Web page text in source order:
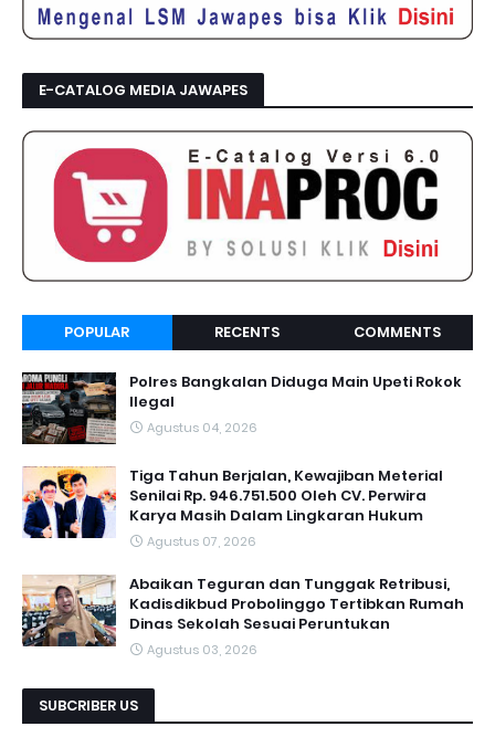
E-CATALOG MEDIA JAWAPES
POPULAR RECENTS COMMENTS
Polres Bangkalan Diduga Main Upeti Rokok
Ilegal
Agustus 04, 2026
Tiga Tahun Berjalan, Kewajiban Meterial
Senilai Rp. 946.751.500 Oleh CV. Perwira
Karya Masih Dalam Lingkaran Hukum
Agustus 07, 2026
Abaikan Teguran dan Tunggak Retribusi,
Kadisdikbud Probolinggo Tertibkan Rumah
Dinas Sekolah Sesuai Peruntukan
Agustus 03, 2026
SUBCRIBER US